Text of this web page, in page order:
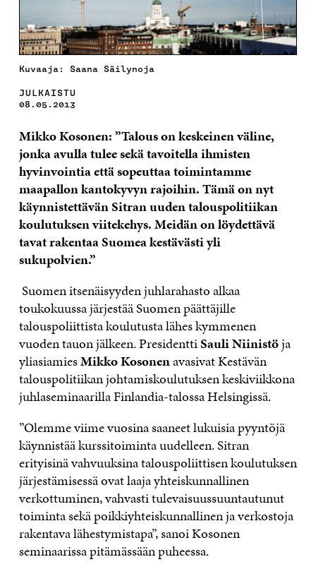
Kuvaaja: Saana Säilynoja
JULKAISTU
08.05.2013
Mikko Kosonen: ”Talous on keskeinen väline,
jonka avulla tulee sekä tavoitella ihmisten
hyvinvointia että sopeuttaa toimintamme
maapallon kantokyvyn rajoihin. Tämä on nyt
käynnistettävän Sitran uuden talouspolitiikan
koulutuksen viitekehys. Meidän on löydettävä
tavat rakentaa Suomea kestävästi yli
sukupolvien.”
Suomen itsenäisyyden juhlarahasto alkaa
toukokuussa järjestää Suomen päättäjille
talouspoliittista koulutusta lähes kymmenen
vuoden tauon jälkeen. PresidenttiSauli Niinistöja
yliasiamiesMikko Kosonenavasivat Kestävän
talouspolitiikan johtamiskoulutuksen keskiviikkona
juhlaseminaarilla Finlandia-talossa Helsingissä.
”Olemme viime vuosina saaneet lukuisia pyyntöjä
käynnistää kurssitoiminta uudelleen. Sitran
erityisinä vahvuuksina talouspoliittisen koulutuksen
järjestämisessä ovat laaja yhteiskunnallinen
verkottuminen, vahvasti tulevaisuussuuntautunut
toiminta sekä poikkiyhteiskunnallinen ja verkostoja
rakentava lähestymistapa”, sanoi Kosonen
seminaarissa pitämässään puheessa.